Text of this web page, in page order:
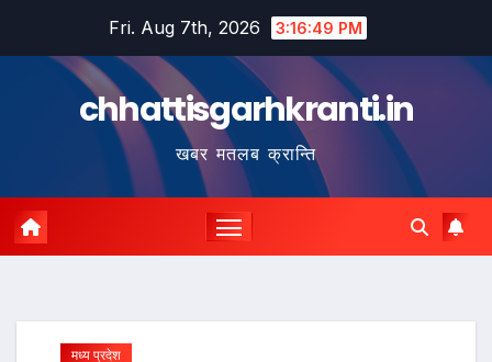
Fri. Aug 7th, 2026 3:16:50 PM
chhattisgarhkranti.in
खबर मतलब क्रान्ति
मध्य प्रदेश